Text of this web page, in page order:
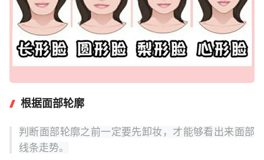
根据面部轮廓
判断面部轮廓之前一定要先卸妆，才能够看出来面部
线条走势。